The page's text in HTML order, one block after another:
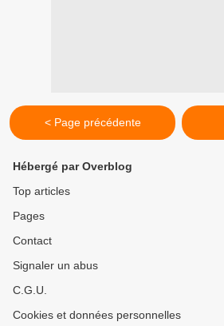
< Page précédente
Hébergé par Overblog
Top articles
Pages
Contact
Signaler un abus
C.G.U.
Cookies et données personnelles